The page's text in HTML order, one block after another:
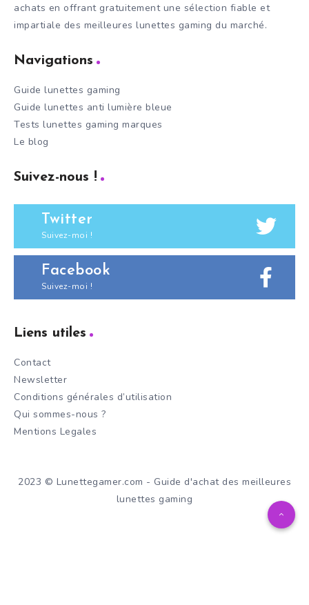
achats en offrant gratuitement une sélection fiable et
impartiale des meilleures lunettes gaming du marché.
Navigations
Guide lunettes gaming
Guide lunettes anti lumière bleue
Tests lunettes gaming marques
Le blog
Suivez-nous !
Twitter
Suivez-moi !
Facebook
Suivez-moi !
Liens utiles
Contact
Newsletter
Conditions générales d’utilisation
Qui sommes-nous ?
Mentions Legales
2023 © Lunettegamer.com - Guide d'achat des meilleures
lunettes gaming